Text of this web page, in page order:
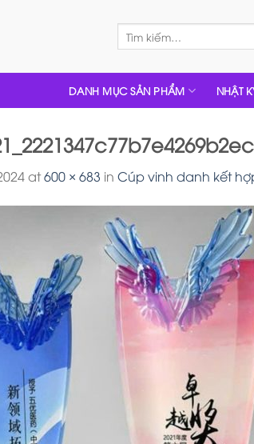
kiếm:
DANH MỤC SẢN PHẨM NHẬT
at600 × 683 in Cúp vinh danh kết